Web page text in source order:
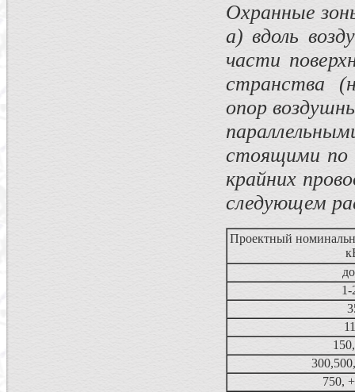
Охранные
а) вдоль
части
странства
опор
стоящими по
крайних
следующем
Проектный
1-
750,